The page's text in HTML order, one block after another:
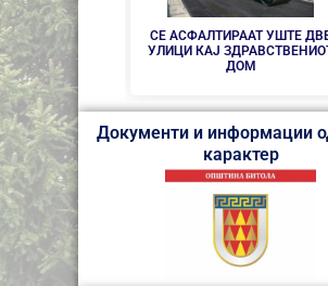
СЕ АСФАЛТИРААТ УШТЕ
УЛИЦИ КАЈ
ДОМ
Документи и информации
карактер